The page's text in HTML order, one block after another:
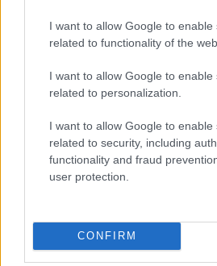
I want to allow Google to enable
related to functionality of the
I want to allow Google to enable
related to personalization.
I want to allow Google to enable
related to security, including
functionality and fraud
user protection.
CONFIRM
Přihlaste se k
NEJČTĚNĚJŠÍ